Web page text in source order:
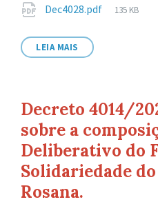
Anexos
Dec4028.pdf
Tamanho
135 KB
LEIA MAIS
Decreto 4014/
sobre a
Deliberativo do
Solidariedade
Rosana.